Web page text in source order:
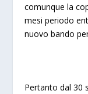
comunque la
mesi periodo
nuovo bando
Pertanto dal 30